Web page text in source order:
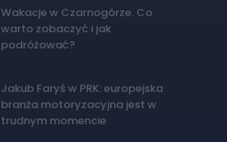
Wakacje w Czarnogórze. Co
warto zobaczyć i jak
podróżować?
Jakub Faryś w PRK: europejska
branża motoryzacyjna jest w
trudnym momencie